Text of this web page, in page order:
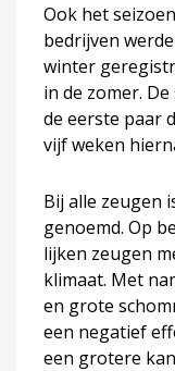
Ook het
bedrijven
winter
in de zomer.
de eerste paar
vijf weken
Bij alle zeugen
genoemd. Op
lijken zeugen
klimaat. Met
en grote
een negatief
een grotere